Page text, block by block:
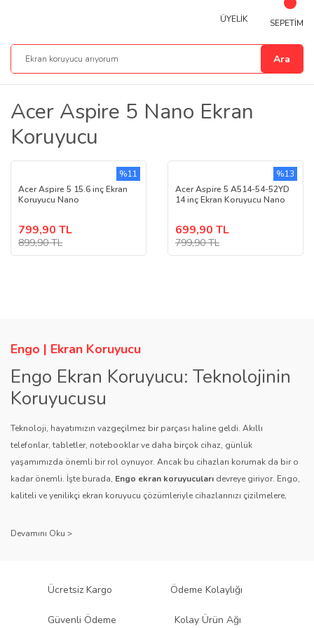
Ara
ÜYELİK SEPETİM
Acer Aspire 5 Nano Ekran
Koruyucu
Acer Aspire 5 15.6 inç Ekran
Koruyucu Nano
799,90 TL
899,90 TL
%11
Acer Aspire 5 A514-54-52YD
14 inç Ekran Koruyucu Nano
699,90 TL
799,90 TL
%13
Engo | Ekran Koruyucu
Engo Ekran Koruyucu: Teknolojinin
Koruyucusu
Teknoloji, hayatımızın vazgeçilmez bir parçası haline geldi. Akıllı
telefonlar, tabletler, notebooklar ve daha birçok cihaz, günlük
yaşamımızda önemli bir rol oynuyor. Ancak bu cihazları korumak da bir o
kadar önemli. İşte burada, Engo ekran koruyucuları devreye giriyor. Engo,
kaliteli ve yenilikçi ekran koruyucu çözümleriyle cihazlarınızı çizilmelere,
sağlıyor.
Engo ekran koruyucuları
, uzun yıllara dayanan tecrübesi ve teknolojiye
ürününü titiz bir kalite kontrol sürecinden geçirir. Kullanıcı dostu tasarımı
Ücretsiz Kargo Ödeme Kolaylığı
Güvenli Ödeme Kolay Ürün Ağı